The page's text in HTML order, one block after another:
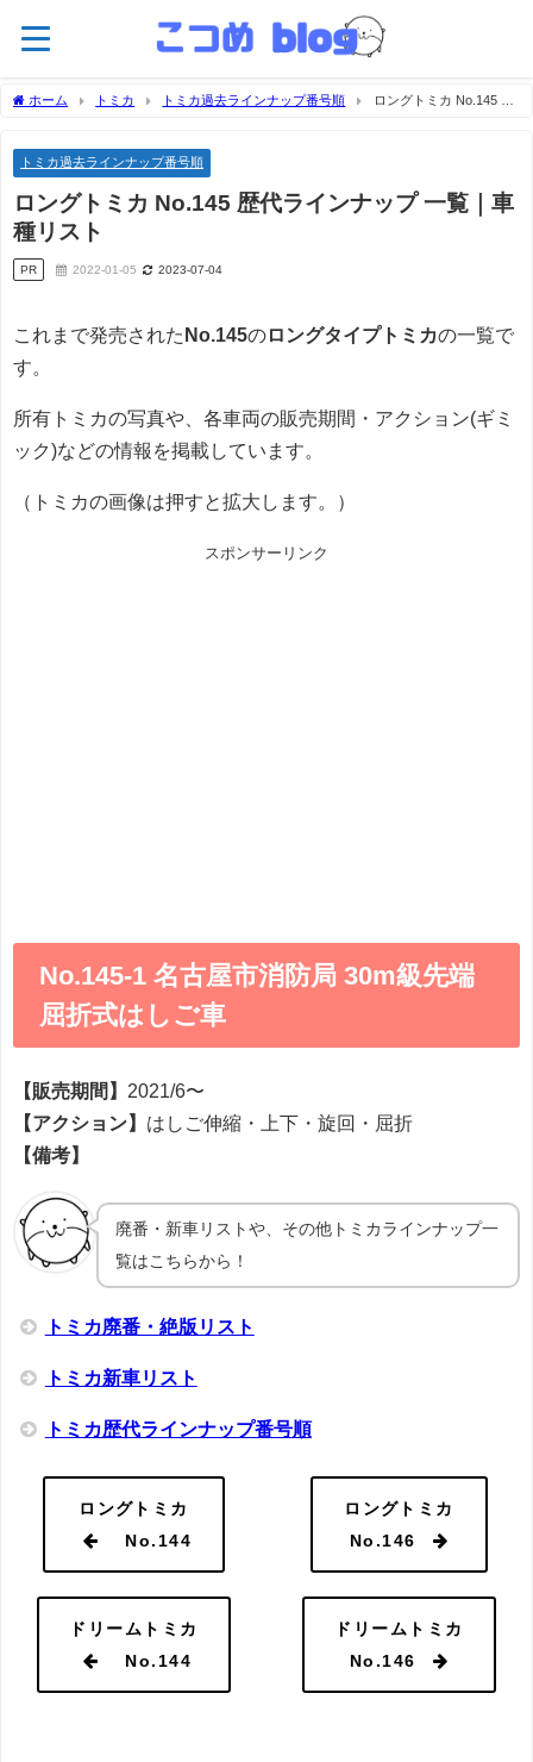
ホーム トミカ トミカ過去ラインナップ番号順
ロングトミカ No.145 歴
トミカ過去ラインナップ番号順
ロングトミカ No.145 歴代ラインナップ 一覧｜車
種リスト
PR 2022-01-05 2023-07-04
これまで発売された No.145のロングタイプトミカの一覧で
す。
所有トミカの写真や、各車両の販売期間・アクション(ギミ
ック)などの情報を掲載しています。
（トミカの画像は押すと拡大します。）
スポンサーリンク
No.145-1 名古屋市消防局 30m級先端
屈折式はしご車
【販売期間】 2021/6〜
【アクション】 はしご伸縮・上下・旋回・屈折
【備考】
廃番・新車リストや、その他トミカラインナップ一
覧はこちらから！
トミカ廃番・絶版リスト
トミカ新車リスト
トミカ歴代ラインナップ番号順
ロングトミカ
No.144
ロングトミカ
No.146
ドリームトミカ
No.144
ドリームトミカ
No.146